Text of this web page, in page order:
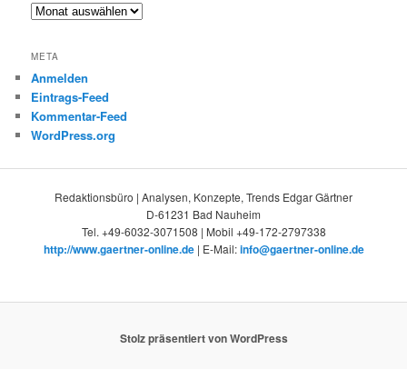
Archiv
META
Anmelden
Eintrags-Feed
Kommentar-Feed
WordPress.org
Redaktionsbüro | Analysen, Konzepte, Trends Edgar Gärtner
D-61231 Bad Nauheim
Tel. +49-6032-3071508 | Mobil +49-172-2797338
http://www.gaertner-online.de| E-Mail:info@gaertner-online.de
Stolz präsentiert von WordPress